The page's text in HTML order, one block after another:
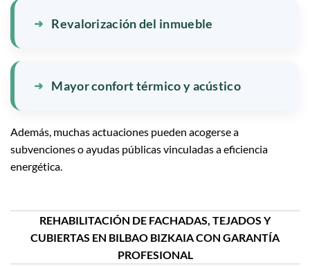
Revalorización del inmueble
Mayor confort térmico y acústico
Además, muchas actuaciones pueden acogerse a
subvenciones o ayudas públicas vinculadas a eficiencia
energética.
REHABILITACIÓN DE FACHADAS, TEJADOS Y
CUBIERTAS EN BILBAO BIZKAIA CON GARANTÍA
PROFESIONAL